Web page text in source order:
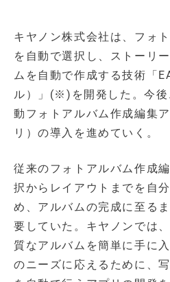
キヤノン株式会社は、フォ
を自動で選択し、ストーリ
ムを自動で作成する技術「
ル）」(※)を開発した。今後
動フォトアルバム作成編集
リ）の導入を進めていく。
従来のフォトアルバム作成
択からレイアウトまでを自
め、アルバムの完成に至る
要していた。キヤノンでは
質なアルバムを簡単に手に
のニーズに応えるために、